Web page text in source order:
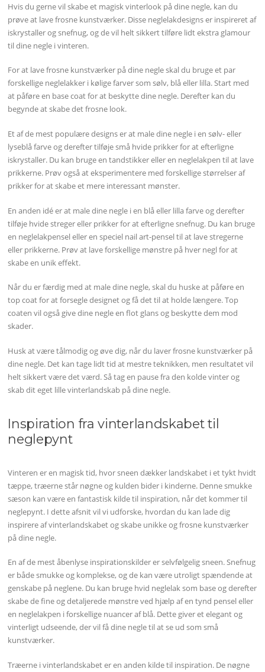
Hvis du gerne vil skabe et magisk vinterlook på dine negle, kan du
prøve at lave frosne kunstværker. Disse neglelakdesigns er inspireret af
iskrystaller og snefnug, og de vil helt sikkert tilføre lidt ekstra glamour
til dine negle i vinteren.
For at lave frosne kunstværker på dine negle skal du bruge et par
forskellige neglelakker i kølige farver som sølv, blå eller lilla. Start med
at påføre en base coat for at beskytte dine negle. Derefter kan du
begynde at skabe det frosne look.
Et af de mest populære designs er at male dine negle i en sølv- eller
lyseblå farve og derefter tilføje små hvide prikker for at efterligne
iskrystaller. Du kan bruge en tandstikker eller en neglelakpen til at lave
prikkerne. Prøv også at eksperimentere med forskellige størrelser af
prikker for at skabe et mere interessant mønster.
En anden idé er at male dine negle i en blå eller lilla farve og derefter
tilføje hvide streger eller prikker for at efterligne snefnug. Du kan bruge
en neglelakpensel eller en speciel nail art-pensel til at lave stregerne
eller prikkerne. Prøv at lave forskellige mønstre på hver negl for at
skabe en unik effekt.
Når du er færdig med at male dine negle, skal du huske at påføre en
top coat for at forsegle designet og få det til at holde længere. Top
coaten vil også give dine negle en flot glans og beskytte dem mod
skader.
Husk at være tålmodig og øve dig, når du laver frosne kunstværker på
dine negle. Det kan tage lidt tid at mestre teknikken, men resultatet vil
helt sikkert være det værd. Så tag en pause fra den kolde vinter og
skab dit eget lille vinterlandskab på dine negle.
Inspiration fra vinterlandskabet til
neglepynt
Vinteren er en magisk tid, hvor sneen dækker landskabet i et tykt hvidt
tæppe, træerne står nøgne og kulden bider i kinderne. Denne smukke
sæson kan være en fantastisk kilde til inspiration, når det kommer til
neglepynt. I dette afsnit vil vi udforske, hvordan du kan lade dig
inspirere af vinterlandskabet og skabe unikke og frosne kunstværker
på dine negle.
En af de mest åbenlyse inspirationskilder er selvfølgelig sneen. Snefnug
er både smukke og komplekse, og de kan være utroligt spændende at
genskabe på neglene. Du kan bruge hvid neglelak som base og derefter
skabe de fine og detaljerede mønstre ved hjælp af en tynd pensel eller
en neglelakpen i forskellige nuancer af blå. Dette giver et elegant og
vinterligt udseende, der vil få dine negle til at se ud som små
kunstværker.
Træerne i vinterlandskabet er en anden kilde til inspiration. De nøgne